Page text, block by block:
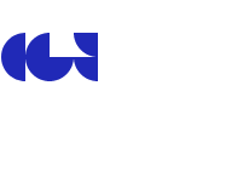
Centre de la